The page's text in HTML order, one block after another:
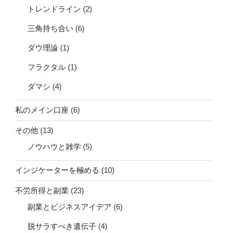
トレンドライン (2)
三角持ち合い (6)
ダウ理論 (1)
フラクタル (1)
ダマシ (4)
私のメイン口座 (6)
その他 (13)
ノウハウと雑学 (5)
インジケーターを極める (10)
不労所得と副業 (23)
副業とビジネスアイデア (6)
脱サラすべき遺伝子 (4)